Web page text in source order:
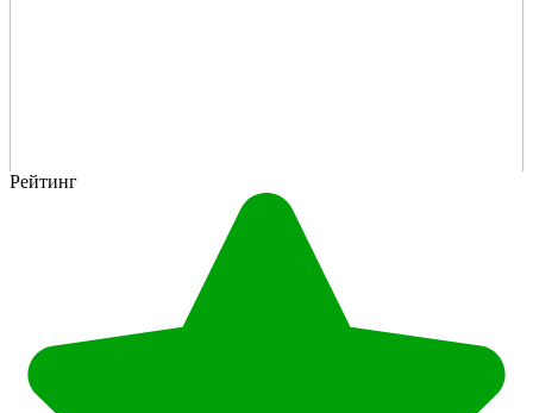
Рейтинг